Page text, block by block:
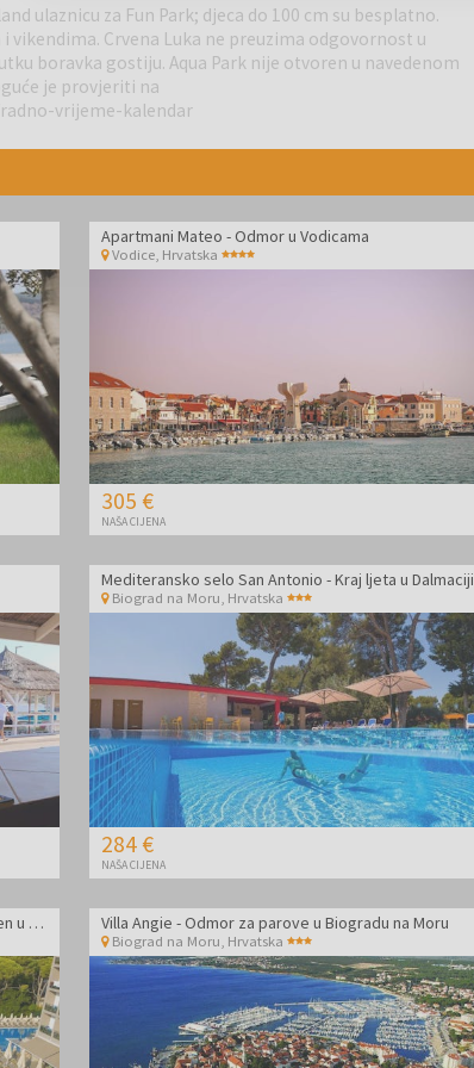
i nautičkih središta na jadranskoj obali. Grad je poznat po
grad hrvatskih kraljeva. Zahvaljujući izvrsnom položaju
jezero. U blizini se nalazi i zračna luka Zadar, udaljena oko
ulaznicu za Fun Park; djeca do 100 cm su besplatno.
Crvena Luka ne preuzima odgovornost u
boravka gostiju. Aqua Park nije otvoren u navedenom
je provjeriti na
vrijeme-kalendar
Apartmani Mateo - Odmor u Vodicama
Vodice, Hrvatska
305 €
NAŠA CIJENA
Mediteransko selo San Antonio - Kraj ljeta u Dalmaciji
Biograd na Moru Hrvatska
284 €
NAŠA CIJENA
Family Hotel Adria - Obiteljska all inclusive jesen u Dalmaciji Villa Angie - Odmor za parove u Biogradu na Moru
Biograd na Moru Hrvatska